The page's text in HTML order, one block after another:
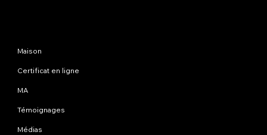
Maison
Certificat en ligne
MA
Témoignages
Médias